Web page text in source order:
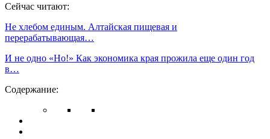
Сейчас читают:
Не хлебом единым. Алтайская пищевая и
перерабатывающая…
И не одно «Но!» Как экономика края прожила еще один год
в…
Содержание: